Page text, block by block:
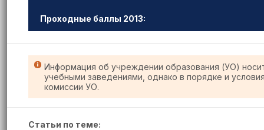
Проходные баллы 2013:
Информация об учреждении образования (УО)
учебными заведениями, однако в порядке и
комиссии УО.
Статьи по теме: